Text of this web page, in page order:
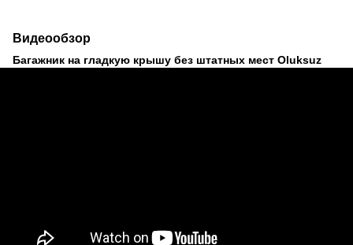
Видеообзор
Багажник на гладкую крышу без штатных мест Oluksuz